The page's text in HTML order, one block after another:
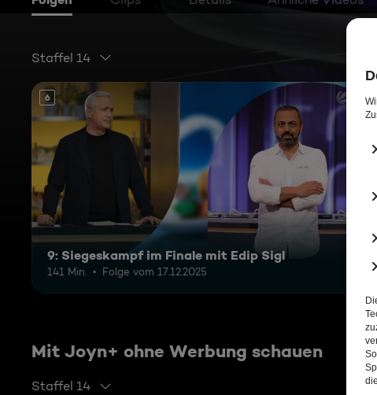
Staffel 14
6
9: Siegeskampf im Finale mit Edip Sigl
141 Min. Folge vom 17.12.2025
Mit Joyn+ ohne Werbung schauen
Staffel 14